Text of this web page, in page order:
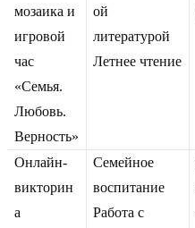
мозаика и
игровой
час
«Семья.
Любовь.
Верность»
ой
литературой
Летнее чтение
Онлайн-
викторин
а
Семейное
воспитание
Работа с